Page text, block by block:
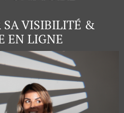
SA VISIBILITÉ &
EN LIGNE